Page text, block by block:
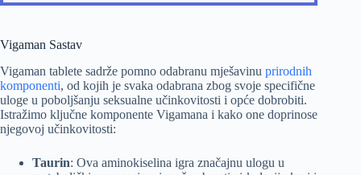
Vigaman Sastav
Vigaman tablete sadrže pomno odabranu mješavinu prirodnih
komponenti, od kojih je svaka odabrana zbog svoje specifične
uloge u poboljšanju seksualne učinkovitosti i opće dobrobiti.
Istražimo ključne komponente Vigamana i kako one doprinose
njegovoj učinkovitosti:
Taurin: Ova aminokiselina igra značajnu ulogu u